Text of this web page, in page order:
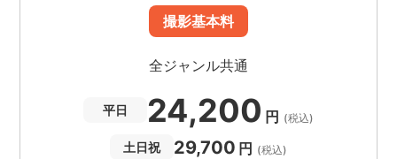
撮影基本料
全ジャンル共通
平日 24,200 円 (税込)
土日祝 29,700 円 (税込)